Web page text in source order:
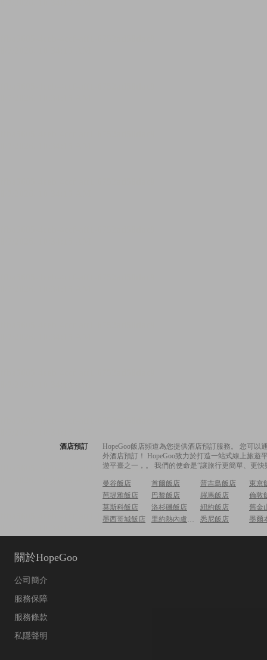
酒店預訂
HopeGoo飯店頻道為您提供酒店預訂服務。 您可
外酒店預訂！ HopeGoo致力於打造一站式線上旅
遊平臺之一，。 我們的使命是“讓旅行更簡單、更
曼谷飯店 首爾飯店 普吉島飯店
東京
芭堤雅飯店
巴黎飯店 羅馬飯店
倫敦
莫斯科飯店
洛杉磯飯店 紐約飯店
舊金
墨西哥城飯店
里約熱內盧飯店 悉尼飯店 墨爾
關於HopeGoo
公司簡介
服務保障
服務條款
私隱聲明